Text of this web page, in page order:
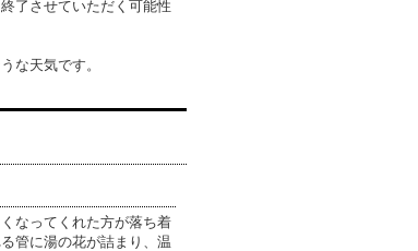
了させていただく可能性
な天気です。
なってくれた方が落ち着
管に湯の花が詰まり、温